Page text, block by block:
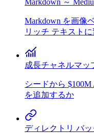
Markdown ～
Markdown を画像
リッチ テキスト
成長チャネルマッ
シードから
を追加するか
ディレクトリ バ